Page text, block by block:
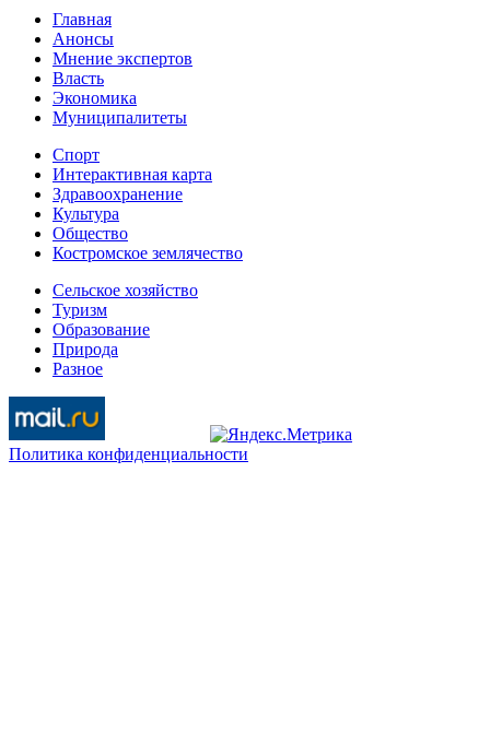
Главная
Анонсы
Мнение экспертов
Власть
Экономика
Муниципалитеты
Спорт
Интерактивная карта
Здравоохранение
Культура
Общество
Костромское землячество
Сельское хозяйство
Туризм
Образование
Природа
Разное
Политика конфиденциальности